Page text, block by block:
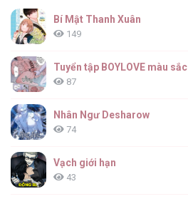
Bí Mật Thanh Xuân
149
Tuyển tập BOYLOVE màu sắc
87
Nhân Ngư Desharow
74
Vạch giới hạn
43